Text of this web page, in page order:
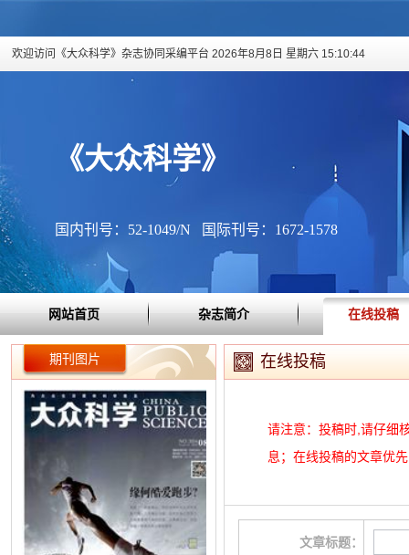
欢迎访问《大众科学》杂志协同采编平台 2026年8月8日 星期六 15:10:45
《大众科学》
国内刊号：52-1049/N 国际刊号：1672-1578
网站首页 杂志简介 在线投稿
期刊图片 在线投稿
请注意：投稿时,请仔细
息；在线投稿的文章优
文章标题：